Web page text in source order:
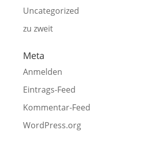
Uncategorized
zu zweit
Meta
Anmelden
Eintrags-Feed
Kommentar-Feed
WordPress.org